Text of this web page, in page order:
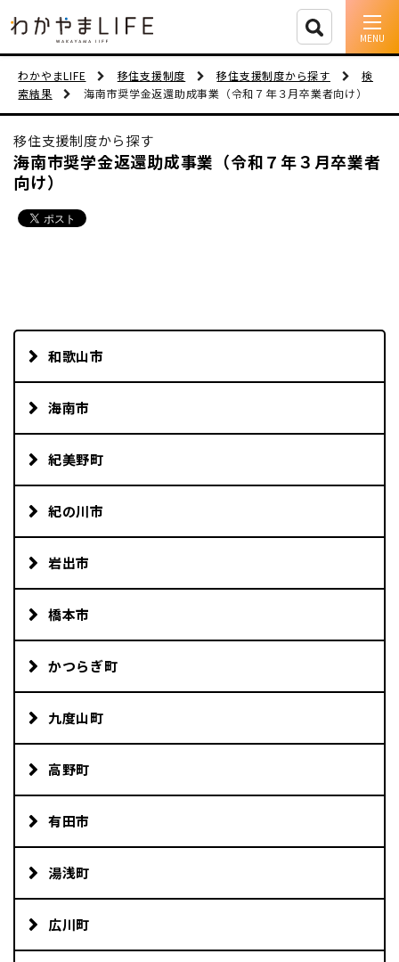
イベント情報
移住支援
人に会う
移住者インタビュー
わかやまLIFE 移住支援制度 移住支援制度から探す
検
索結果
海南市奨学金返還助成事業（令和７年３月卒業者向け）
移住支援制度から探す
海南市奨学金返還助成事業（令和７年３月卒業者
向け）
和歌山市
海南市
紀美野町
紀の川市
岩出市
橋本市
かつらぎ町
九度山町
高野町
有田市
湯浅町
広川町